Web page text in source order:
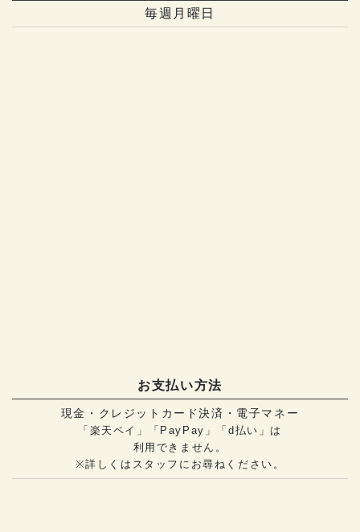
毎週月曜日
お支払い方法
現金・クレジットカード決済・電子マネー
「楽天ペイ」「PayPay」「d払い」は
利用できません。
※詳しくはスタッフにお尋ねください。